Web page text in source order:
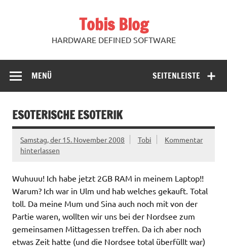
Tobis Blog
HARDWARE DEFINED SOFTWARE
SEITENLEISTE
MENÜ
ESOTERISCHE ESOTERIK
Samstag, der 15. November 2008 Tobi
Kommentar
hinterlassen
Wuhuuu! Ich habe jetzt 2GB RAM in meinem Laptop!!
Warum? Ich war in Ulm und hab welches gekauft. Total
toll. Da meine Mum und Sina auch noch mit von der
Partie waren, wollten wir uns bei der Nordsee zum
gemeinsamen Mittagessen treffen. Da ich aber noch
etwas Zeit hatte (und die Nordsee total überfüllt war)